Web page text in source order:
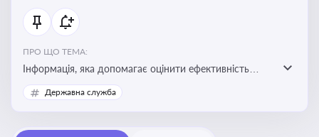
ПРО ЩО ТЕМА:
Інформація, яка допомагає оцінити ефективність
використання бюджетних коштів, виявити проблеми
реалізації та знайти шляхи їх удосконалення
Державна служба